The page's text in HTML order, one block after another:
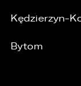
Kędzierzyn-
Bytom